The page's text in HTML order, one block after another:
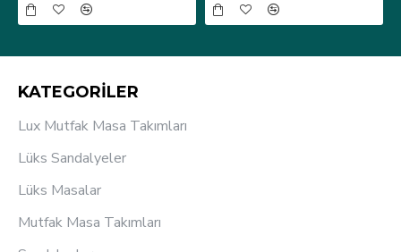
KATEGORİLER
Lux Mutfak Masa Takımları
Lüks Sandalyeler
Lüks Masalar
Mutfak Masa Takımları